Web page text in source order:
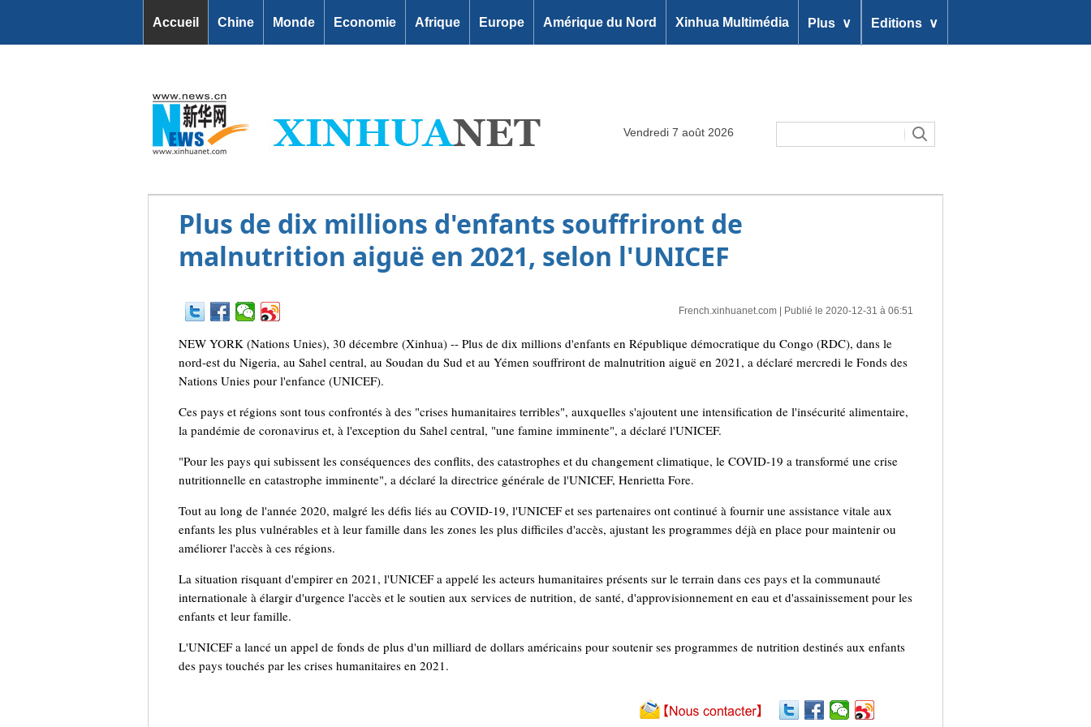
Accueil Chine Monde Economie Afrique Europe Amérique du Nord Xinhua Multimédia Plus ∨ Editions ∨
Vendredi 7 août 2026
Plus de dix millions d'enfants souffriront de
malnutrition aiguë en 2021, selon l'UNICEF
French.xinhuanet.com| Publié le 2020-12-31 à 06:51
NEW YORK (Nations Unies), 30 décembre (Xinhua) -- Plus de dix millions d'enfants en République démocratique du Congo (RDC), dans le
nord-est du Nigeria, au Sahel central, au Soudan du Sud et au Yémen souffriront de malnutrition aiguë en 2021, a déclaré mercredi le Fonds des
Nations Unies pour l'enfance (UNICEF).
Ces pays et régions sont tous confrontés à des "crises humanitaires terribles", auxquelles s'ajoutent une intensification de l'insécurité alimentaire,
la pandémie de coronavirus et, à l'exception du Sahel central, "une famine imminente", a déclaré l'UNICEF.
"Pour les pays qui subissent les conséquences des conflits, des catastrophes et du changement climatique, le COVID-19 a transformé une crise
nutritionnelle en catastrophe imminente", a déclaré la directrice générale de l'UNICEF, Henrietta Fore.
Tout au long de l'année 2020, malgré les défis liés au COVID-19, l'UNICEF et ses partenaires ont continué à fournir une assistance vitale aux
enfants les plus vulnérables et à leur famille dans les zones les plus difficiles d'accès, ajustant les programmes déjà en place pour maintenir ou
améliorer l'accès à ces régions.
La situation risquant d'empirer en 2021, l'UNICEF a appelé les acteurs humanitaires présents sur le terrain dans ces pays et la communauté
internationale à élargir d'urgence l'accès et le soutien aux services de nutrition, de santé, d'approvisionnement en eau et d'assainissement pour les
enfants et leur famille.
L'UNICEF a lancé un appel de fonds de plus d'un milliard de dollars américains pour soutenir ses programmes de nutrition destinés aux enfants
des pays touchés par les crises humanitaires en 2021.